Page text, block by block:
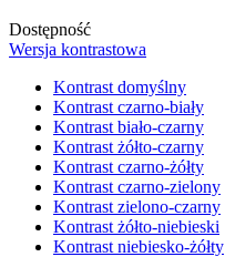
Dostępność
Wersja kontrastowa
Kontrast domyślny
Kontrast czarno-biały
Kontrast biało-czarny
Kontrast żółto-czarny
Kontrast czarno-żółty
Kontrast czarno-zielony
Kontrast zielono-czarny
Kontrast żółto-niebieski
Kontrast niebiesko-żółty